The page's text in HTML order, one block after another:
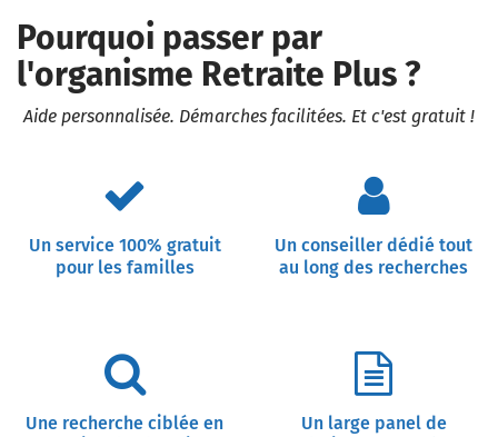
Pourquoi passer par
l'organisme Retraite Plus ?
Aide personnalisée. Démarches facilitées. Et c'est gratuit !
Un service 100% gratuit
pour les familles
Un conseiller dédié tout
au long des recherches
Une recherche ciblée en
Un large panel de